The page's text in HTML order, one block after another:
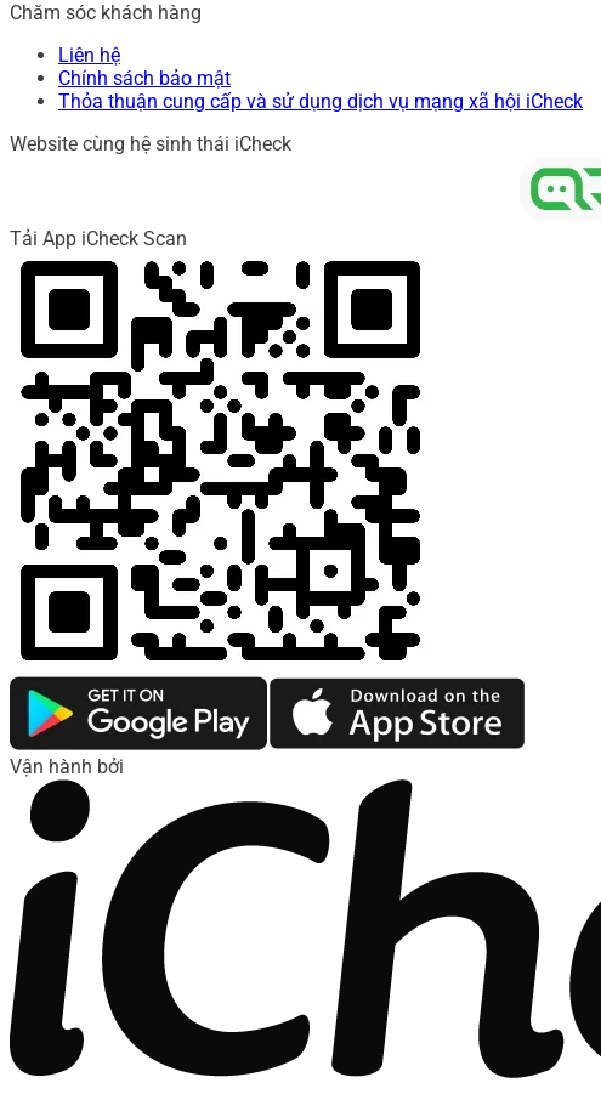
Chăm sóc khách hàng
Liên hệ
Chính sách bảo mật
Thỏa thuận cung cấp và sử dụng dịch vụ mạng xã hội iCheck
Website cùng hệ sinh thái iCheck
Tải App iCheck Scan
Vận hành bởi